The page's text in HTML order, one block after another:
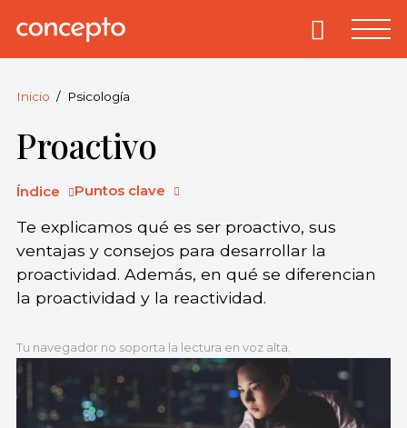
Concepto.
derechos
reservados.
Primary
Inicio Psicología
Proactivo
Índice Puntos clave
Te explicamos qué es ser proactivo, sus
ventajas y consejos para desarrollar la
proactividad. Además, en qué se diferencian
la proactividad y la reactividad.
Tu navegador no soporta la lectura en voz alta.